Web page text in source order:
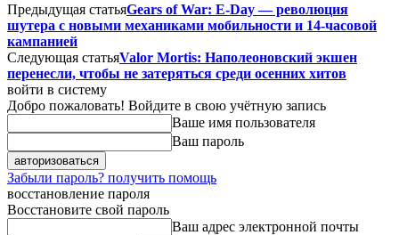
Предыдущая статьяGears of War: E-Day — революция
шутера с новыми механиками мобильности и 14-часовой
кампанией
Следующая статьяValor Mortis: Наполеоновский экшен
перенесли, чтобы не затеряться среди осенних хитов
войти в систему
Добро пожаловать! Войдите в свою учётную запись
Ваше имя пользователя
Ваш пароль
Забыли пароль? получить помощь
восстановление пароля
Восстановите свой пароль
Ваш адрес электронной почты